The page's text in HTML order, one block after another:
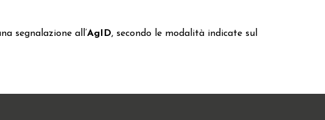
segnalazione all’AgID, secondo le modalità indicate sul